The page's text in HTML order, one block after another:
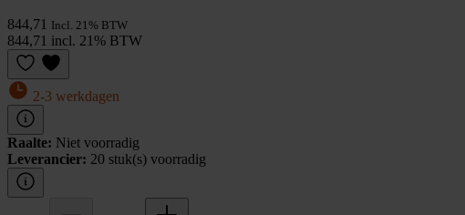
844,71 Incl. 21% BTW
844,71 incl. 21% BTW
2-3 werkdagen
Raalte: Niet voorradig
Leverancier: 20 stuk(s) voorradig